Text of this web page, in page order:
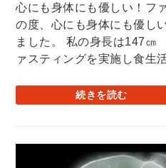
心にも身体にも優しい！フ
の度、心にも身体にも優し
ました。 私の身長は147
ァスティングを実施し食生
続きを読む